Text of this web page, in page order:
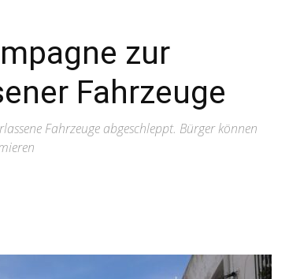
zur
Fahrzeuge
Fahrzeuge abgeschleppt. Bürger können